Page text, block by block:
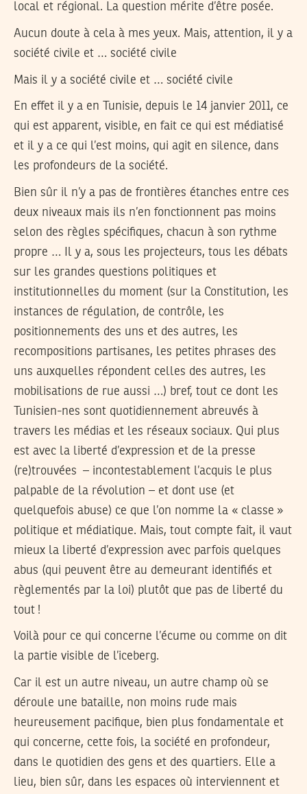
local et régional. La question mérite d’être posée.
Aucun doute à cela à mes yeux. Mais, attention, il y a
société civile et … société civile
Mais il y a société civile et … société civile
En effet il y a en Tunisie, depuis le 14 janvier 2011, ce
qui est apparent, visible, en fait ce qui est médiatisé
et il y a ce qui l’est moins, qui agit en silence, dans
les profondeurs de la société.
Bien sûr il n’y a pas de frontières étanches entre ces
deux niveaux mais ils n’en fonctionnent pas moins
selon des règles spécifiques, chacun à son rythme
propre … Il y a, sous les projecteurs, tous les débats
sur les grandes questions politiques et
institutionnelles du moment (sur la Constitution, les
instances de régulation, de contrôle, les
positionnements des uns et des autres, les
recompositions partisanes, les petites phrases des
uns auxquelles répondent celles des autres, les
mobilisations de rue aussi …) bref, tout ce dont les
Tunisien-nes sont quotidiennement abreuvés à
travers les médias et les réseaux sociaux. Qui plus
est avec la liberté d’expression et de la presse
(re)trouvées – incontestablement l’acquis le plus
palpable de la révolution – et dont use (et
quelquefois abuse) ce que l’on nomme la « classe »
politique et médiatique. Mais, tout compte fait, il vaut
mieux la liberté d’expression avec parfois quelques
abus (qui peuvent être au demeurant identifiés et
règlementés par la loi) plutôt que pas de liberté du
tout !
Voilà pour ce qui concerne l’écume ou comme on dit
la partie visible de l’iceberg.
Car il est un autre niveau, un autre champ où se
déroule une bataille, non moins rude mais
heureusement pacifique, bien plus fondamentale et
qui concerne, cette fois, la société en profondeur,
dans le quotidien des gens et des quartiers. Elle a
lieu, bien sûr, dans les espaces où interviennent et